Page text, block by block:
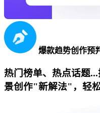
爆款趋势创作预
热门榜单、热点话题
景创作"新解法"，轻松